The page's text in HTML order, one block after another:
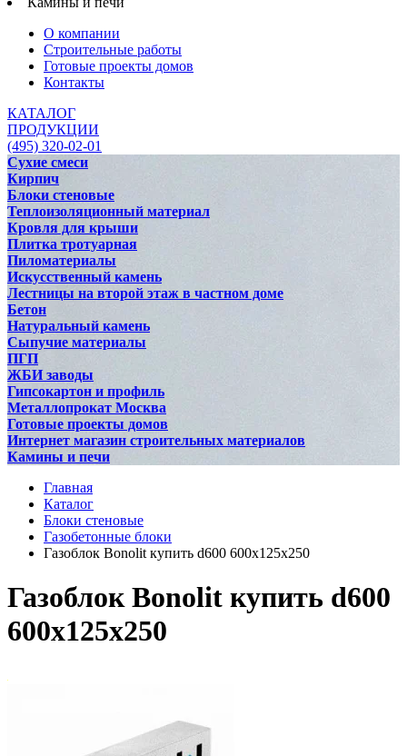
О компании
Строительные работы
Готовые проекты домов
Контакты
КАТАЛОГ
ПРОДУКЦИИ
(495) 320-02-01
Сухие смеси
Кирпич
Блоки стеновые
Теплоизоляционный материал
Кровля для крыши
Плитка тротуарная
Пиломатериалы
Искусственный камень
Лестницы на второй этаж в частном доме
Бетон
Натуральный камень
Сыпучие материалы
ПГП
ЖБИ заводы
Гипсокартон и профиль
Металлопрокат Москва
Готовые проекты домов
Интернет магазин строительных материалов
Камины и печи
Главная
Каталог
Блоки стеновые
Газобетонные блоки
Газоблок Bonolit купить d600 600x125x250
Газоблок Bonolit купить d600
600x125x250